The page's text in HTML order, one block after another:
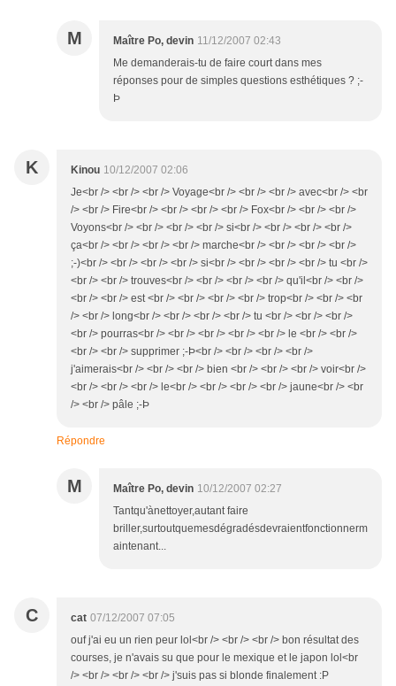
M Maître Po, devin 11/12/2007 02:43
Me demanderais-tu de faire court dans mes
réponses pour de simples questions esthétiques ? ;-
Þ
K Kinou 10/12/2007 02:06
Je<br /> <br /> <br /> Voyage<br /> <br /> <br /> avec<br /> <br
/> <br /> Fire<br /> <br /> <br /> <br /> Fox<br /> <br /> <br />
Voyons<br /> <br /> <br /> <br /> si<br /> <br /> <br /> <br />
ça<br /> <br /> <br /> <br /> marche<br /> <br /> <br /> <br />
;-)<br /> <br /> <br /> <br /> si<br /> <br /> <br /> <br /> tu <br />
<br /> <br /> trouves<br /> <br /> <br /> <br /> qu'il<br /> <br />
<br /> <br /> est <br /> <br /> <br /> <br /> trop<br /> <br /> <br
/> <br /> long<br /> <br /> <br /> <br /> tu <br /> <br /> <br />
<br /> pourras<br /> <br /> <br /> <br /> <br /> le <br /> <br />
<br /> <br /> supprimer ;-Þ<br /> <br /> <br /> <br />
j'aimerais<br /> <br /> <br /> bien <br /> <br /> <br /> voir<br />
<br /> <br /> <br /> le<br /> <br /> <br /> <br /> jaune<br /> <br
/> <br /> pâle ;-Þ
Répondre
M Maître Po, devin 10/12/2007 02:27
Tantqu'ànettoyer,autant faire
briller,surtoutquemesdégradésdevraientfonctionnerm
aintenant...
C cat 07/12/2007 07:05
ouf j'ai eu un rien peur lol<br /> <br /> <br /> bon résultat des
courses, je n'avais su que pour le mexique et le japon lol<br
/> <br /> <br /> <br /> j'suis pas si blonde finalement :P